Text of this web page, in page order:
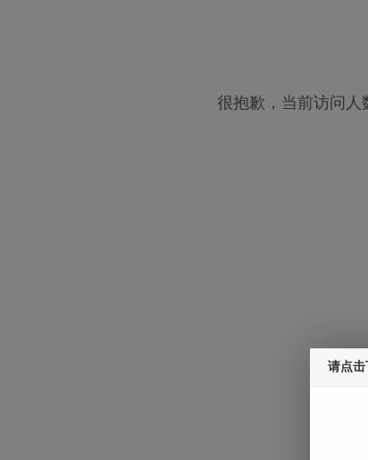
很抱歉，当前访问人
请点击